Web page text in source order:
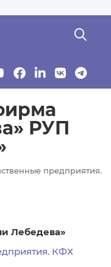
РУП
предприятия.
Лебедева»
КФХ